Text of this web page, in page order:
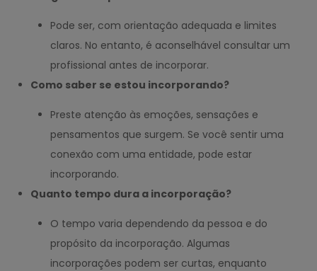
Pode ser, com orientação adequada e limites
claros. No entanto, é aconselhável consultar um
profissional antes de incorporar.
Como saber se estou incorporando?
Preste atenção às emoções, sensações e
pensamentos que surgem. Se você sentir uma
conexão com uma entidade, pode estar
incorporando.
Quanto tempo dura a incorporação?
O tempo varia dependendo da pessoa e do
propósito da incorporação. Algumas
incorporações podem ser curtas, enquanto